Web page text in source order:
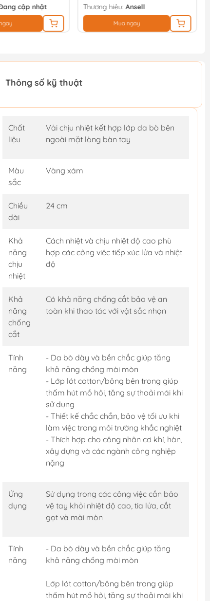
cập nhật Thương hiệu:Ansell
Mua ngay
Thông số kỹ thuật
Chất
liệu
Vải chịu nhiệt kết hợp lớp da bò bên
ngoài mặt lòng bàn tay
Màu
sắc
Vàng xám
Chiều
dài
24 cm
Khả
năng
chịu
nhiệt
Cách nhiệt và chịu nhiệt độ cao phù
hợp các công việc tiếp xúc lửa và nhiệt
độ
Khả
năng
chống
cắt
Có khả năng chống cắt bảo vệ an
toàn khi thao tác với vật sắc nhọn
Tính
năng
- Da bò dày và bền chắc giúp tăng
khả năng chống mài mòn
- Lớp lót cotton/bông bên trong giúp
thấm hút mồ hôi, tăng sự thoải mái khi
sử dụng
- Thiết kế chắc chắn, bảo vệ tối ưu khi
làm việc trong môi trường khắc nghiệt
- Thích hợp cho công nhân cơ khí, hàn,
xây dựng và các ngành công nghiệp
nặng
Ứng
dụng
Sử dụng trong các công việc cần bảo
vệ tay khỏi nhiệt độ cao, tia lửa, cắt
gọt và mài mòn
Tính
năng
- Da bò dày và bền chắc giúp tăng
khả năng chống mài mòn
Lớp lót cotton/bông bên trong giúp
thấm hút mồ hôi, tăng sự thoải mái khi